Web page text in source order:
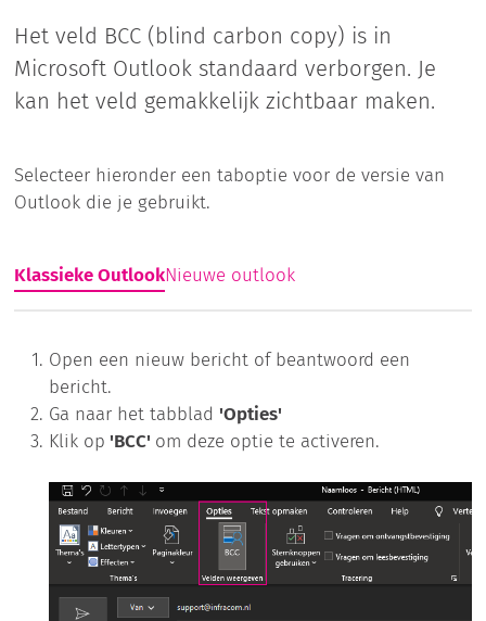
Het veld BCC (blind carbon copy) is in
Microsoft Outlook standaard verborgen. Je
kan het veld gemakkelijk zichtbaar maken.
Selecteer hieronder een taboptie voor de versie van
Outlook die je gebruikt.
Klassieke OutlookNieuwe outlook
Open een nieuw bericht of beantwoord een
bericht.
Ga naar het tabblad 'Opties'
Klik op 'BCC' om deze optie te activeren.